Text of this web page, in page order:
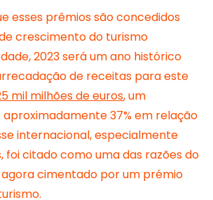
esses prêmios são concedidos
crescimento do turismo
2023 será um ano histórico
de receitas para este
mil milhões de euros, um
37% em relação
internacional, especialmente
foi citado como uma das razões do
agora cimentado por um prémio